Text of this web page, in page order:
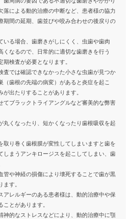
落による動的治療の中断など、患者様の協力
期間の延期、歯並びや咬み合わせの後戻りの
いる場合、歯磨きがしにくく、虫歯や歯肉
くなるので、日常的に適切な歯磨きを行う
検査が必要となります。
査では確認できなかった小さな虫歯が見つか
（歯根の先端の病変）があると炎症を起こ
が出たりすることがあります。
てブラックトライアングルなど審美的な弊害
丸くなったり、短かくなったり歯根吸収を起
取り巻く歯根膜が変性してしまいますと歯を
しまうアンキロージスを起こしてしまい、歯
管や神経の損傷により壊死することで歯が黒
ます。
アレルギーのある患者様は、動的治療中や保
ことがあります。
神的なストレスなどにより、動的治療中に顎